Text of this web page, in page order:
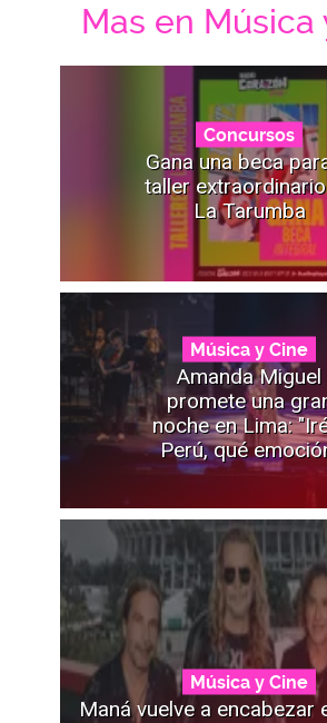
Mas en Música
Concursos
Gana una beca
taller
La Tarumba
Música y Cine
Amanda Miguel
promete una
noche en Lima:
Perú, qué
Música y Cine
Maná vuelve a encabezar